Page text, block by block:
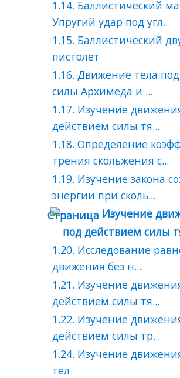
1.14. Баллистический
Упругий удар под угл...
1.15. Баллистический
пистолет
1.16. Движение тела
силы Архимеда и ...
1.17. Изучение
действием силы тя...
1.18. Определение
трения скольжения с...
1.19. Изучение закона
энергии при сколь...
Изучение
под действием силы
1.20. Исследование
движения без н...
1.21. Изучение
действием силы тя...
1.22. Изучение
действием силы тр...
1.24. Изучение
тел